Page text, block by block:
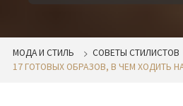
МОДА И СТИЛЬ СОВЕТЫ СТИЛИСТОВ
17 ГОТОВЫХ ОБРАЗОВ, В ЧЕМ ХОДИТЬ